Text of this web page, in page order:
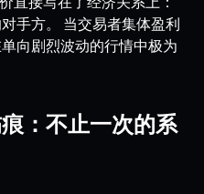
手方。 当交易者集体盈利
向剧烈波动的行情中极为
：不止一次的系